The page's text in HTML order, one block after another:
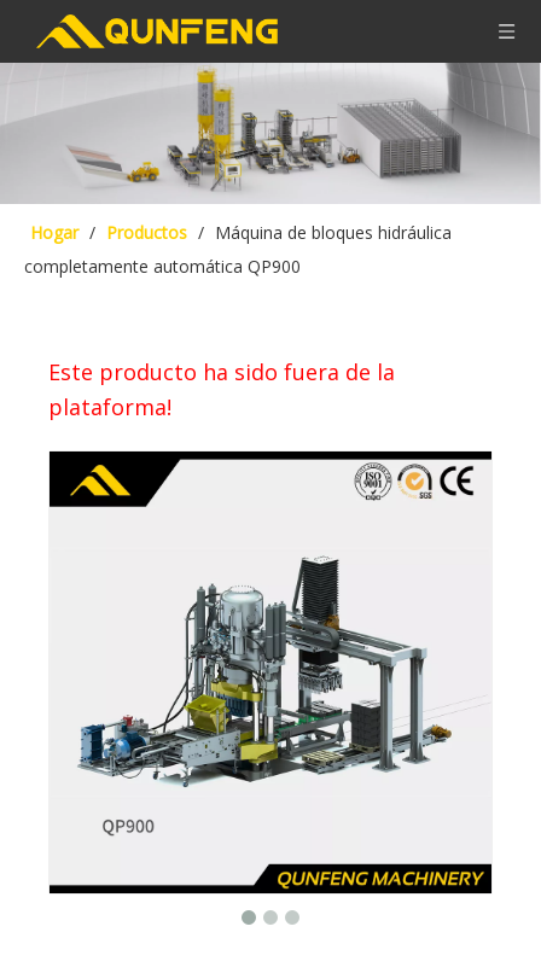
Hogar / Productos / Máquina de bloques hidráulica
completamente automática QP900
Este producto ha sido fuera de la
plataforma!